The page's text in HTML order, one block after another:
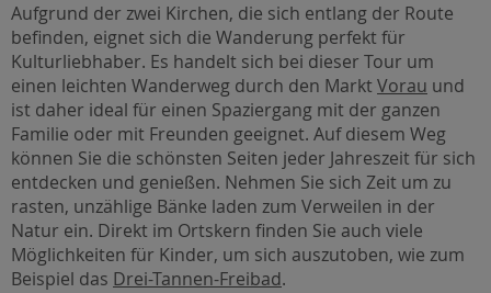
Aufgrund der zwei Kirchen, die sich entlang der Route
befinden, eignet sich die Wanderung perfekt für
Kulturliebhaber. Es handelt sich bei dieser Tour um
einen leichten Wanderweg durch den Markt Vorau und
ist daher ideal für einen Spaziergang mit der ganzen
Familie oder mit Freunden geeignet. Auf diesem Weg
können Sie die schönsten Seiten jeder Jahreszeit für sich
entdecken und genießen. Nehmen Sie sich Zeit um zu
rasten, unzählige Bänke laden zum Verweilen in der
Natur ein. Direkt im Ortskern finden Sie auch viele
Möglichkeiten für Kinder, um sich auszutoben, wie zum
Beispiel das Drei-Tannen-Freibad.